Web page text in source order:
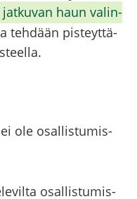
jat­ku­van haun va­lin­
teh­dään pis­teyt­tä­
ole osal­lis­tu­mis­
osal­lis­tu­mis­